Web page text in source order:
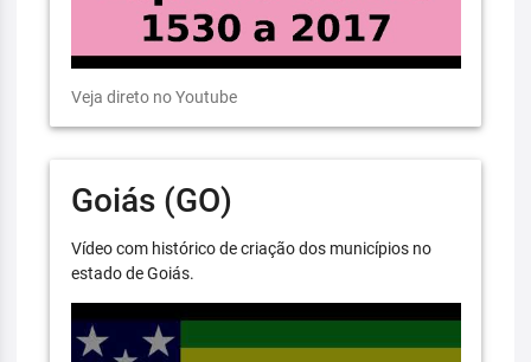
Veja direto no Youtube
Goiás (GO)
Vídeo com histórico de criação dos municípios no
estado de Goiás.